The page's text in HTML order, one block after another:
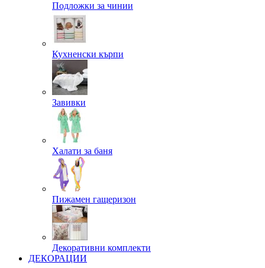
Подложки за чинии
Кухненски кърпи
Завивки
Халати за баня
Пижамен гащеризон
Декоративни комплекти
ДЕКОРАЦИИ